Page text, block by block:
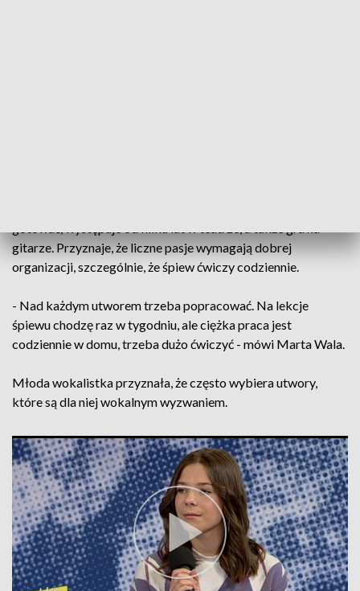
gitarze. Przyznaje, że liczne pasje wymagają dobrej
organizacji, szczególnie, że śpiew ćwiczy codziennie.
- Nad każdym utworem trzeba popracować. Na lekcje
śpiewu chodzę raz w tygodniu, ale ciężka praca jest
codziennie w domu, trzeba dużo ćwiczyć - mówi Marta Wala.
Młoda wokalistka przyznała, że często wybiera utwory,
które są dla niej wokalnym wyzwaniem.